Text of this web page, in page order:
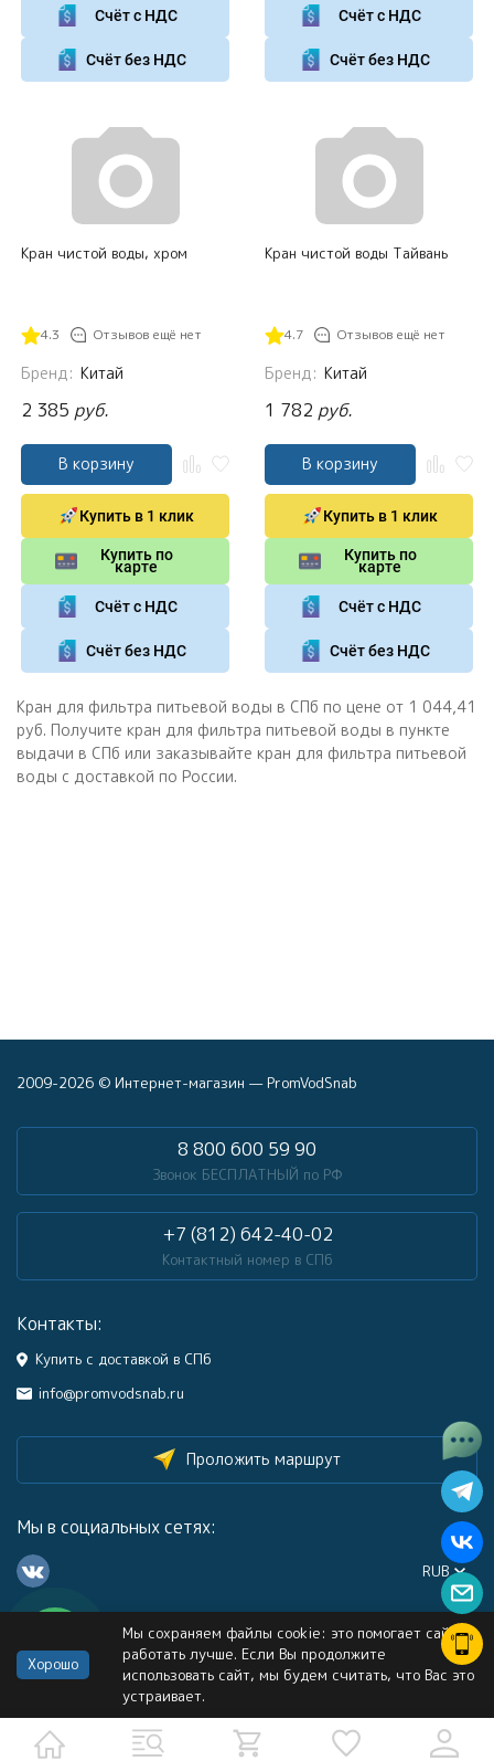
Счёт с НДС
Счёт без НДС
Счёт с НДС
Счёт без НДС
Кран чистой воды, хром
4.3 Отзывов ещё нет
Бренд: Китай
2 385 руб.
В корзину
Купить в 1 клик
Купить по
карте
Счёт с НДС
Счёт без НДС
Кран чистой воды Тайвань
4.7 Отзывов ещё нет
Бренд: Китай
1 782 руб.
В корзину
Купить в 1 клик
Купить по
карте
Счёт с НДС
Счёт без НДС
Кран для фильтра питьевой воды в СПб по цене от 1 044,41
руб. Получите кран для фильтра питьевой воды в пункте
выдачи в СПб или заказывайте кран для фильтра питьевой
воды с доставкой по России.
2009-2026 © Интернет-магазин — PromVodSnab
8 800 600 59 90
Звонок БЕСПЛАТНЫЙ по РФ
+7 (812) 642-40-02
Контактный номер в СПб
Контакты:
Купить с доставкой в СПб
info@promvodsnab.ru
Проложить маршрут
Мы в социальных сетях:
RUB
Каталог
Услуги
Хорошо
Мы сохраняем файлы cookie: это помогает сайту
работать лучше. Если Вы продолжите
использовать сайт, мы будем считать, что Вас это
устраивает.